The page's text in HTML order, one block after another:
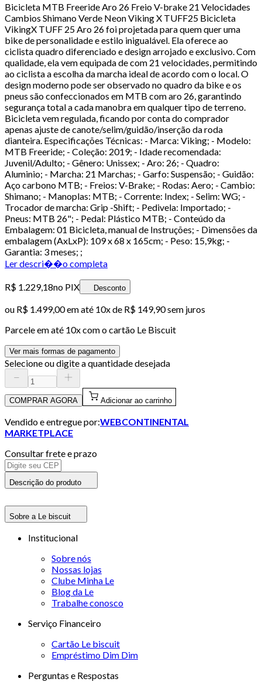
Bicicleta MTB Freeride Aro 26 Freio V-brake 21 Velocidades
Cambios Shimano Verde Neon Viking X TUFF25 Bicicleta
VikingX TUFF 25 Aro 26 foi projetada para quem quer uma
bike de personalidade e estilo inigualável. Ela oferece ao
ciclista quadro diferenciado e design arrojado e exclusivo. Com
qualidade, ela vem equipada de com 21 velocidades, permitindo
ao ciclista a escolha da marcha ideal de acordo com o local. O
design moderno pode ser observado no quadro da bike e os
pneus são confeccionados em MTB com aro 26, garantindo
segurança total a cada manobra em qualquer tipo de terreno.
Bicicleta vem regulada, ficando por conta do comprador
apenas ajuste de canote/selim/guidão/inserção da roda
dianteira. Especificações Técnicas: - Marca: Viking; - Modelo:
MTB Freeride; - Coleção: 2019; - Idade recomendada:
Juvenil/Adulto; - Gênero: Unissex; - Aro: 26; - Quadro:
Aluminio; - Marcha: 21 Marchas; - Garfo: Suspensão; - Guidão:
Aço carbono MTB; - Freios: V-Brake; - Rodas: Aero; - Cambio:
Shimano; - Manoplas: MTB; - Corrente: Index; - Selim: WG; -
Trocador de marcha: Grip -Shift; - Pedivela: Importado; -
Pneus: MTB 26"; - Pedal: Plástico MTB; - Conteúdo da
Embalagem: 01 Bicicleta, manual de Instruções; - Dimensões da
embalagem (AxLxP): 109 x 68 x 165cm; - Peso: 15,9kg; -
Garantia: 3 meses; ;
Ler descri��o completa
R$ 1.229,18no PIX Desconto
ou R$ 1.499,00em até 10x de R$ 149,90 sem juros
Parcele em até 10x com o cartão Le Biscuit
Ver mais formas de pagamento
Selecione ou digite a quantidade desejada
COMPRAR AGORA Adicionar ao carrinho
Vendido e entregue por:WEBCONTINENTAL
MARKETPLACE
Consultar frete e prazo
Descrição do produto
Sobre a Le biscuit
Institucional
Sobre nós
Nossas lojas
Clube Minha Le
Blog da Le
Trabalhe conosco
Serviço Financeiro
Cartão Le biscuit
Empréstimo Dim Dim
Perguntas e Respostas